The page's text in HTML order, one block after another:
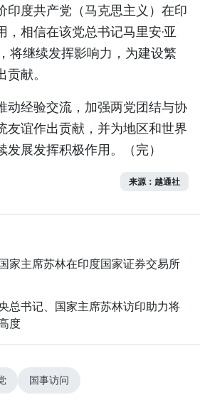
印度共产党（马克思主义）在印
，相信在该党总书记马里安·亚
将继续发挥影响力，为建设繁
献。
动经验交流，加强两党团结与协
友谊作出贡献，并为地区和世界
展发挥积极作用。（完）
来源：越通社
家主席苏林在印度国家证券交易所
总书记、国家主席苏林访印助力将
度
国事访问